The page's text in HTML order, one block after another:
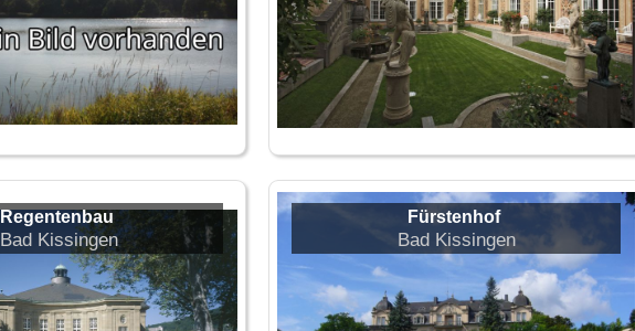
Regentenbau
Bad Kissingen
Fürstenhof
Bad Kissingen